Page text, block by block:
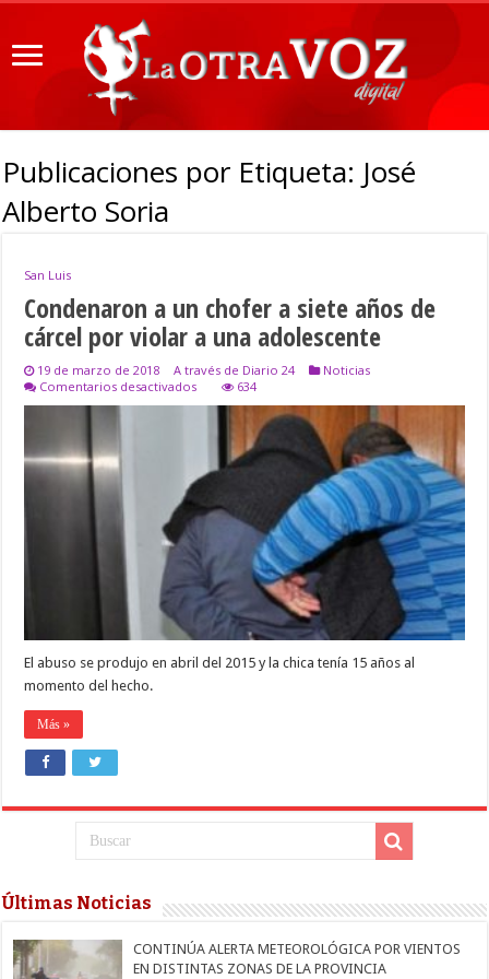
Publicaciones por Etiqueta: José
Alberto Soria
San Luis
Condenaron a un chofer a siete años de
cárcel por violar a una adolescente
19 de marzo de 2018 A través de Diario 24
Noticias
Comentarios desactivadosen
Condenaron
chofer
siete
de
por
violar
una
adolescente
634
El abuso se produjo en abril del 2015 y la chica tenía 15 años al
momento del hecho.
Más »
Últimas Noticias
CONTINÚA ALERTA METEOROLÓGICA POR VIENTOS
EN DISTINTAS ZONAS DE LA PROVINCIA